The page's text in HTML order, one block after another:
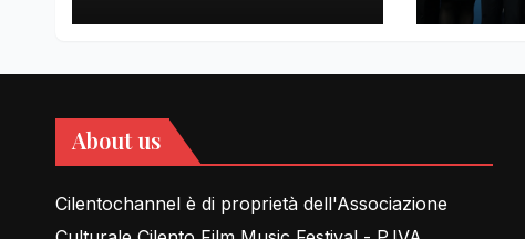
About us
Cilentochannel è di proprietà dell'Associazione